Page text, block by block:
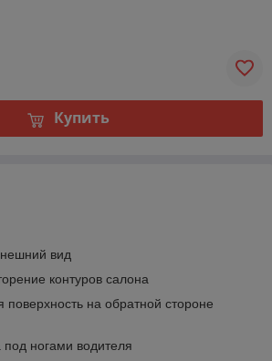
Купить
вид
контуров салона
поверхность на обратной стороне
ногами водителя